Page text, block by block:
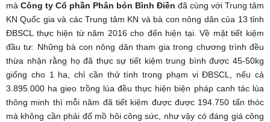
mà Công ty Cổ phần Phân bón Bình Điền đã cùng với Trung tâm
KN Quốc gia và các Trung tâm KN và bà con nông dân của 13 tỉnh
ĐBSCL thực hiện từ năm 2016 cho đến hiện tại. Về mặt tiết kiệm
đầu tư: Những bà con nông dân tham gia trong chương trình đều
thừa nhận rằng họ đã thực sự tiết kiệm trung bình được 45-50kg
giống cho 1 ha, chỉ cần thử tính trong phạm vi ĐBSCL, nếu cả
3.895.000 ha gieo trồng lúa đều thực hiện biện pháp canh tác lúa
thông minh thì mỗi năm đã tiết kiệm được được 194.750 tấn thóc
mà không cần phải đổ mồ hôi công sức, như vậy có đáng giá công